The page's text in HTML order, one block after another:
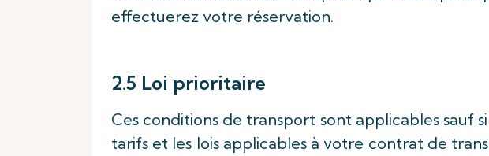
effectuerez votre réservation.
2.5 Loi prioritaire
Ces conditions de transport sont applicables sauf
tarifs et les lois applicables à votre contrat de